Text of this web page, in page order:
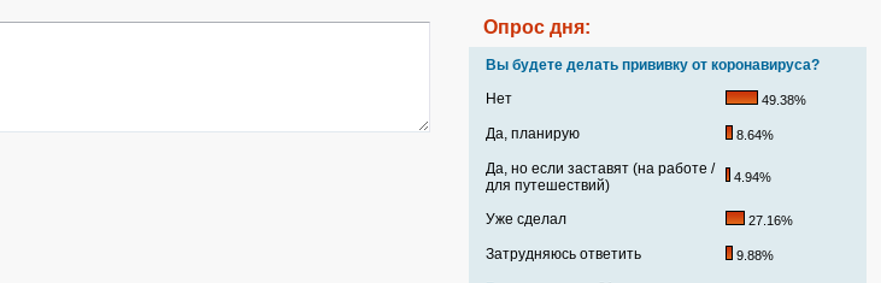
Опрос дня:
Вы будете делать прививку от коронавируса?
Нет
49.38%
Да, планирую 8.64%
Да, но если заставят (на работе /
для путешествий)
4.94%
Уже сделал 27.16%
Затрудняюсь ответить 9.88%